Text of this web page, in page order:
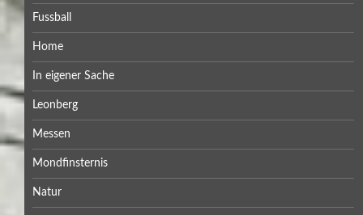
Fussball
Home
In eigener Sache
Leonberg
Messen
Mondfinsternis
Natur